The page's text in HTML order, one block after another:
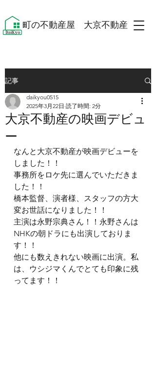
​町の不動産屋 大京不動産 ​
記事
大京不動産の映画デビュ
ー
daikyou0515
2025年3月22日 読了時間: 2分
なんと大京不動産が映画デビューを
しました！！
事務所をロケ先に選んでいただきま
した！！
橋本監督、演者様、スタッフの方大
変お世話になりました！！
主演は永野宗典さん！！永野さんは
NHKの朝ドラにも出演しておりま
す！！
他にも数えきれない映画に出演。私
は、ウシジマくんでとても印象に残
ってます！！